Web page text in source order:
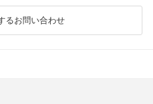
るお問い合わせ